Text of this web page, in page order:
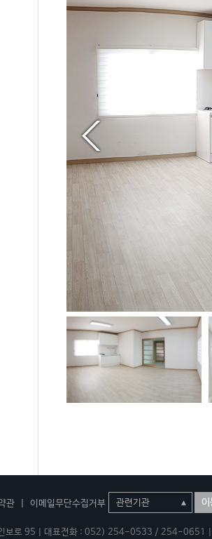
관 이메일무단수집거부 이
인보로 95 | 대표전화 : 052) 254-0533 / 254-